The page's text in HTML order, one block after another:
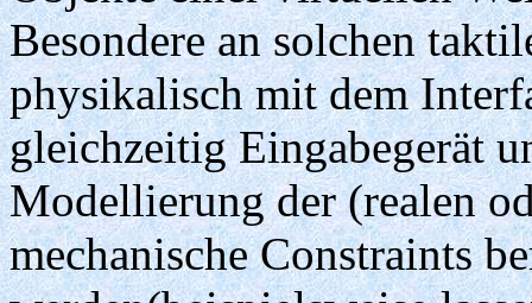
Besondere an solchen
physikalisch mit dem
gleichzeitig Eingabegerät
Modellierung der (realen
mechanische Constraints